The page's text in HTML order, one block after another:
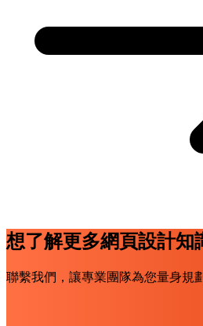
想了解更多網頁設計知
聯繫我們，讓專業團隊為您量身規